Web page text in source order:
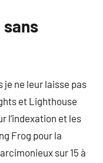
je ne leur laisse pas
et Lighthouse
l’indexation et les
Frog pour la
sur 15 à